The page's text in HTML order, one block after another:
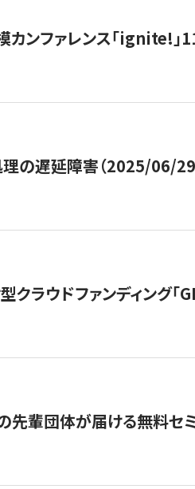
カンファレンス「ignite!」
理の遅延障害（2025/06/29
クラウドファンディング
先輩団体が届ける無料セ